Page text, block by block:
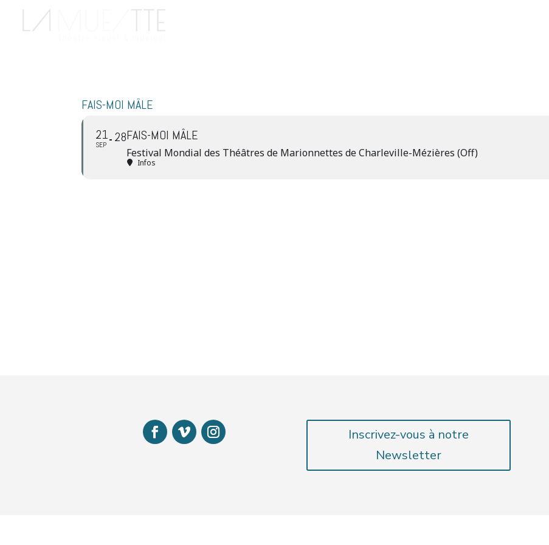
FAIS-MOI MÂLE
21
SEP 28FAIS-MOI MÂLE
Festival Mondial des Théâtres de Marionnettes de Charleville-Mézières (Off)
Infos
Inscrivez-vous à notre
Newsletter